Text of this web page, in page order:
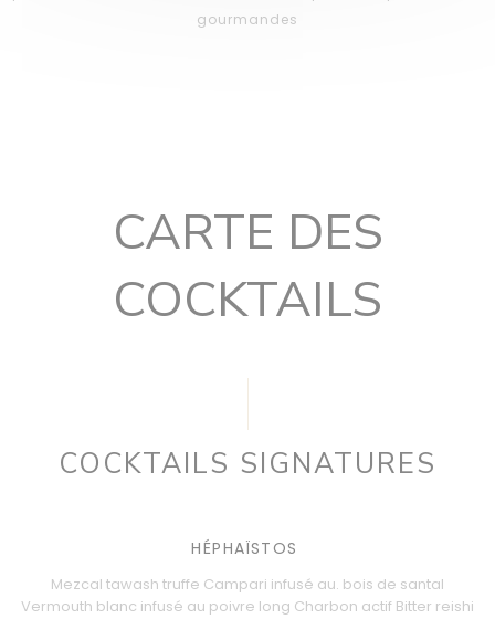
gourmandes
CARTE DES
COCKTAILS
COCKTAILS SIGNATURES
HÉPHAÏSTOS
Mezcal tawash truffe Campari infusé au. bois de santal
Vermouth blanc infusé au poivre long Charbon actif Bitter reishi